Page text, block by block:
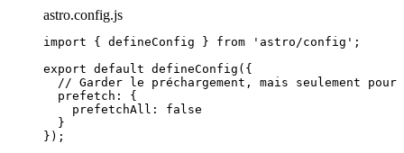
astro.config.js
import { defineConfig } from ' astro/config ' ;
export default defineConfig ({
// Garder le préchargement, mais seulement
prefetch: {
prefetchAll: false
}
});